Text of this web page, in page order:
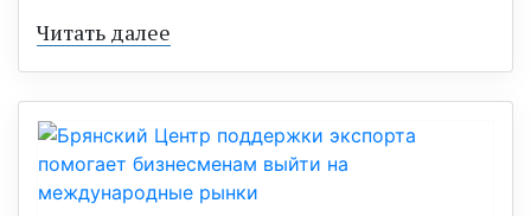
Читать далее